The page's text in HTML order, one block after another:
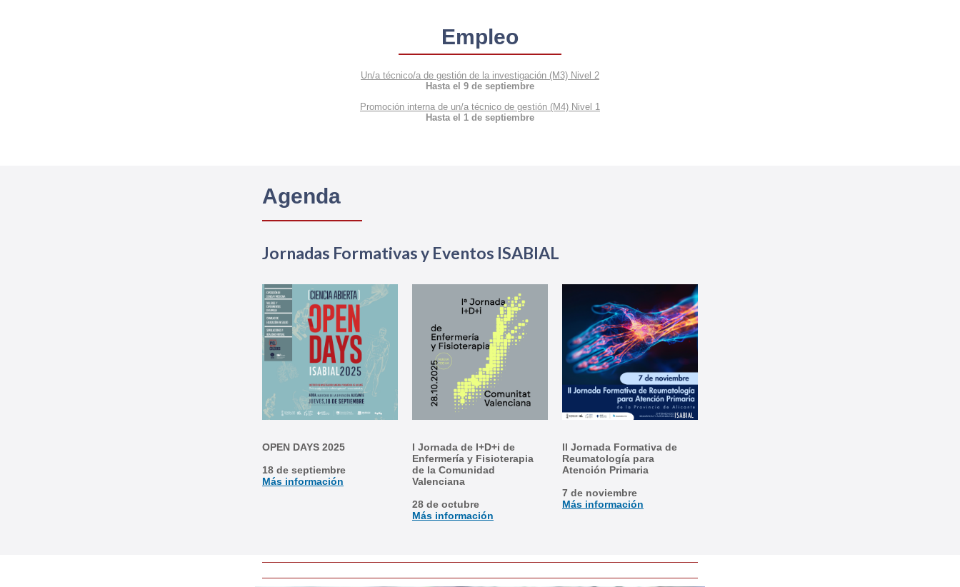
Empleo
Un/a técnico/a de gestión de la investigación (M3) Nivel 2
Hasta el 9 de septiembre
Promoción interna de un/a técnico de gestión (M4) Nivel 1
Hasta el 1 de septiembre
Agenda
Jornadas Formativas y Eventos ISABIAL
OPEN DAYS 2025
18 de septiembre
Más información
I Jornada de I+D+i de
Enfermería y Fisioterapia
de la Comunidad
Valenciana
28 de octubre
Más información
II Jornada Formativa de
Reumatología para
Atención Primaria
7 de noviembre
Más información